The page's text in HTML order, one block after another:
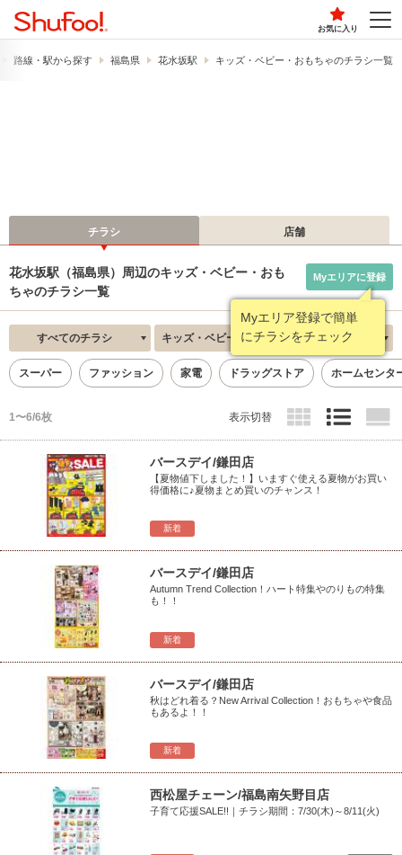
お気に入り
路線・駅から探す 福島県 花水坂駅 キッズ・ベビー・おもちゃのチラシ一覧
チラシ 店舗
花水坂駅（福島県）周辺のキッズ・ベビー・おも
ちゃのチラシ一覧
Myエリア登録で簡単
にチラシをチェック
Myエリアに登録
すべてのチラシ キッズ・ベビー・おもちゃ 新着順
スーパー ファッション 家電 ドラッグストア ホームセンタ
1〜6/6枚 表示切替
新着
バースデイ/鎌田店
【夏物値下しました！】いますぐ使える夏物がお買い
得価格に♪夏物まとめ買いのチャンス！
新着
バースデイ/鎌田店
Autumn Trend Collection！ハート特集やのりもの特集
も！！
新着
バースデイ/鎌田店
秋はどれ着る？New Arrival Collection！おもちゃや食品
もあるよ！！
西松屋チェーン/福島南矢野目店
子育て応援SALE!!｜チラシ期間：7/30(木)～8/11(火)